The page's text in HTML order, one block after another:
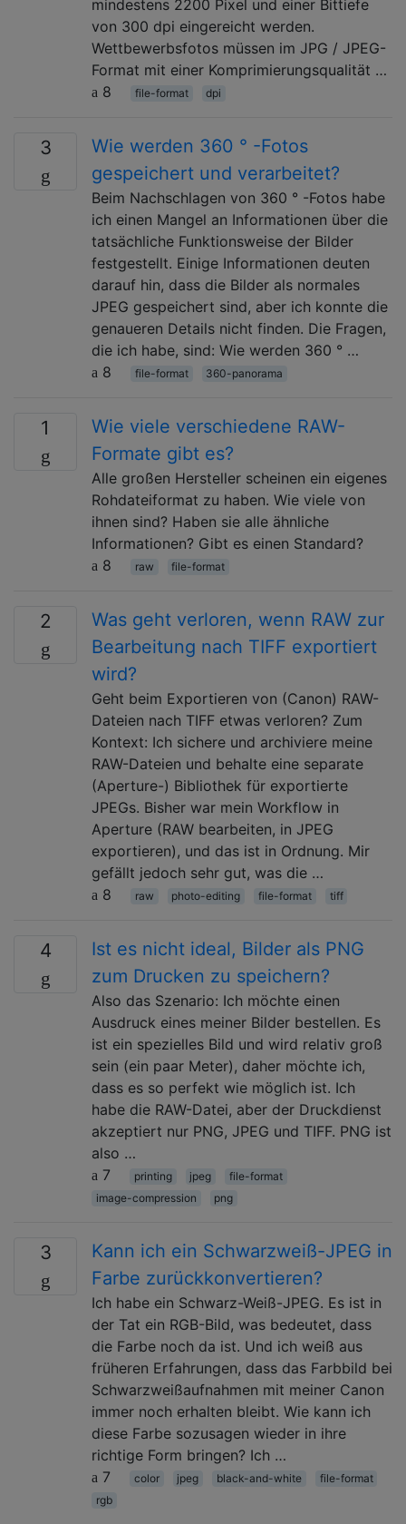
mindestens 2200 Pixel und einer Bittiefe
von 300 dpi eingereicht werden.
Wettbewerbsfotos müssen im JPG / JPEG-
Format mit einer Komprimierungsqualität …
8
file-format dpi
3
Wie werden 360 ° -Fotos
gespeichert und verarbeitet?
Beim Nachschlagen von 360 ° -Fotos habe
ich einen Mangel an Informationen über die
tatsächliche Funktionsweise der Bilder
festgestellt. Einige Informationen deuten
darauf hin, dass die Bilder als normales
JPEG gespeichert sind, aber ich konnte die
genaueren Details nicht finden. Die Fragen,
die ich habe, sind: Wie werden 360 ° …
8
file-format 360-panorama
1
Wie viele verschiedene RAW-
Formate gibt es?
Alle großen Hersteller scheinen ein eigenes
Rohdateiformat zu haben. Wie viele von
ihnen sind? Haben sie alle ähnliche
Informationen? Gibt es einen Standard?
8
raw file-format
2
Was geht verloren, wenn RAW zur
Bearbeitung nach TIFF exportiert
wird?
Geht beim Exportieren von (Canon) RAW-
Dateien nach TIFF etwas verloren? Zum
Kontext: Ich sichere und archiviere meine
RAW-Dateien und behalte eine separate
(Aperture-) Bibliothek für exportierte
JPEGs. Bisher war mein Workflow in
Aperture (RAW bearbeiten, in JPEG
exportieren), und das ist in Ordnung. Mir
gefällt jedoch sehr gut, was die …
8
raw photo-editing file-format tiff
4
Ist es nicht ideal, Bilder als PNG
zum Drucken zu speichern?
Also das Szenario: Ich möchte einen
Ausdruck eines meiner Bilder bestellen. Es
ist ein spezielles Bild und wird relativ groß
sein (ein paar Meter), daher möchte ich,
dass es so perfekt wie möglich ist. Ich
habe die RAW-Datei, aber der Druckdienst
akzeptiert nur PNG, JPEG und TIFF. PNG ist
also …
7
printing jpeg
file-format
image-compression
png
3
Kann ich ein Schwarzweiß-JPEG in
Farbe zurückkonvertieren?
Ich habe ein Schwarz-Weiß-JPEG. Es ist in
der Tat ein RGB-Bild, was bedeutet, dass
die Farbe noch da ist. Und ich weiß aus
früheren Erfahrungen, dass das Farbbild bei
Schwarzweißaufnahmen mit meiner Canon
immer noch erhalten bleibt. Wie kann ich
diese Farbe sozusagen wieder in ihre
richtige Form bringen? Ich …
7
color jpeg black-and-white
file-format
rgb